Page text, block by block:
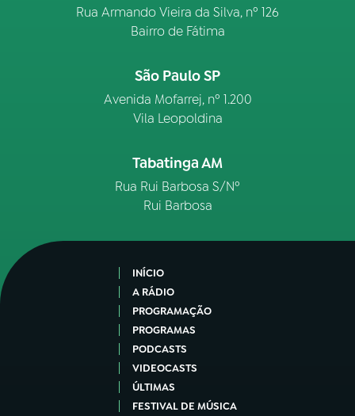
Rua Armando Vieira da Silva, nº 126
Bairro de Fátima
São Paulo SP
Avenida Mofarrej, nº 1.200
Vila Leopoldina
Tabatinga AM
Rua Rui Barbosa S/Nº
Rui Barbosa
INÍCIO
A RÁDIO
PROGRAMAÇÃO
PROGRAMAS
PODCASTS
VIDEOCASTS
ÚLTIMAS
FESTIVAL DE MÚSICA